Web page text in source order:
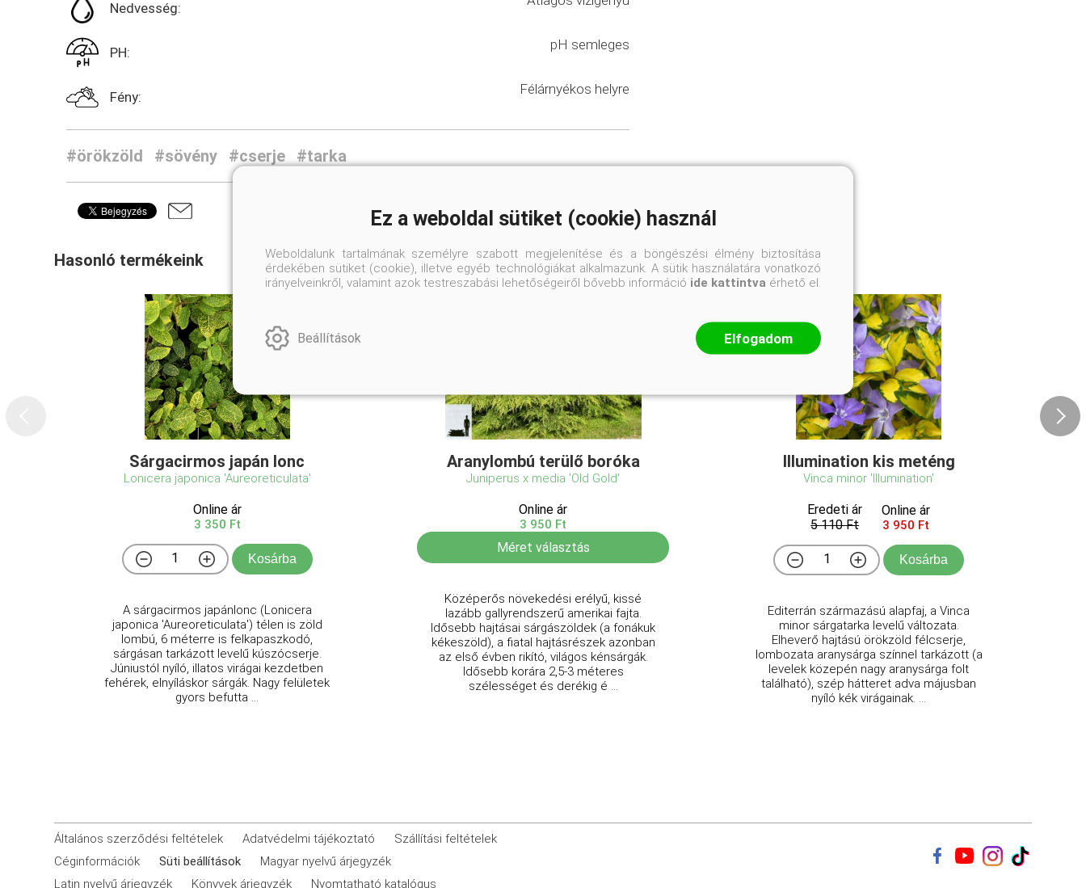
Nedvesség:
PH: pH semleges
Fény: Félárnyékos helyre
#örökzöld #sövény #cserje #tarka
Hasonló termékeink
Sárgacirmos japán lonc
Lonicera japonica 'Aureoreticulata'
Online ár
3 350 Ft
Kosárba
A sárgacirmos japánlonc (Lonicera
japonica 'Aureoreticulata') télen is zöld
lombú, 6 méterre is felkapaszkodó,
sárgásan tarkázott levelű kúszócserje.
Júniustól nyíló, illatos virágai kezdetben
fehérek, elnyíláskor sárgák. Nagy felületek
gyors befutta ...
Aranylombú terülő boróka
Juniperus x media 'Old Gold'
Online ár
3 950 Ft
Méret választás
Középerős növekedési erélyű, kissé
lazább gallyrendszerű amerikai fajta.
Idősebb hajtásai sárgászöldek (a fonákuk
kékeszöld), a fiatal hajtásrészek azonban
az első évben rikító, világos kénsárgák.
Idősebb korára 2,5-3 méteres
szélességet és derékig é ...
Illumination kis meténg
Vinca minor 'Illumination'
Eredeti ár
5 110 Ft
Online ár
3 950 Ft
Kosárba
Editerrán származású alapfaj, a Vinca
minor sárgatarka levelű változata.
Elheverő hajtású örökzöld félcserje,
lombozata aranysárga színnel tarkázott (a
levelek közepén nagy aranysárga folt
található), szép hátteret adva májusban
nyíló kék virágainak. ...
Általános szerződési feltételek Adatvédelmi tájékoztató
Szállítási feltételek
Céginformációk
Süti beállítások
Magyar nyelvű árjegyzék
Latin nyelvű árjegyzék
Könyvek árjegyzék Nyomtatható katalógus
Ez a weboldal sütiket (cookie) használ
Weboldalunk tartalmának személyre szabott megjelenítése és a böngészési élmény biztosítása
érdekében sütiket (cookie), illetve egyéb technológiákat alkalmazunk. A sütik használatára vonatkozó
irányelveinkről, valamint azok testreszabási lehetőségeiről bővebb információ ide kattintva érhető el.
Beállítások Elfogadom